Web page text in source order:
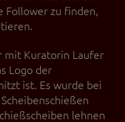
Follower zu finden,
mit Kuratorin Laufer
Logo der
ist. Es wurde bei
lehnen